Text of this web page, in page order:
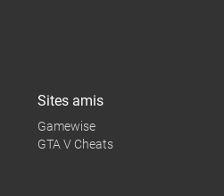
Sites amis
Gamewise
GTA V Cheats